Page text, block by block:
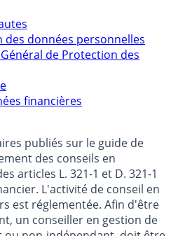
des données personnelles
de Protection des
financières
publiés sur le guide de
des conseils en
articles L. 321-1 et D. 321-1
L'activité de conseil en
est réglementée. Afin d'être
un conseiller en gestion de